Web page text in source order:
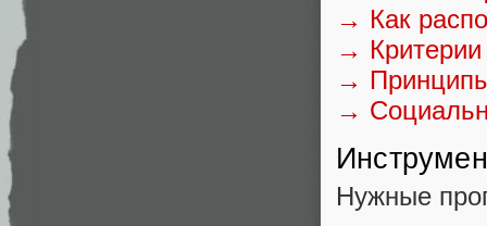
→ Как
→
→
→
Нужные